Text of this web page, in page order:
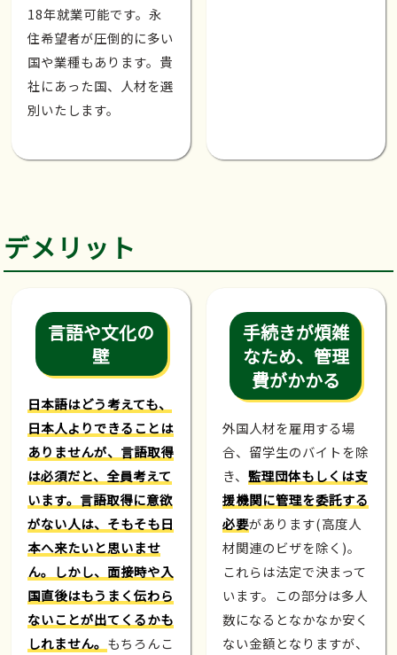
18年就業可能です。永
住希望者が圧倒的に多い
国や業種もあります。貴
社にあった国、人材を選
別いたします。
デメリット
言語や文化の
壁
日本語はどう考えても、
日本人よりできることは
ありませんが、言語取得
は必須だと、全員考えて
います。言語取得に意欲
がない人は、そもそも日
本へ来たいと思いませ
ん。しかし、面接時や入
国直後はもうまく伝わら
ないことが出てくるかも
しれません。 もちろんこ
手続きが煩雑
なため、管理
費がかかる
外国人材を雇用する場
合、留学生のバイトを除
き、 監理団体もしくは支
援機関に管理を委託する
必要があります(高度人
材関連のビザを除く)。
これらは法定で決まって
います。この部分は多人
数になるとなかなか安く
ない金額となりますが、